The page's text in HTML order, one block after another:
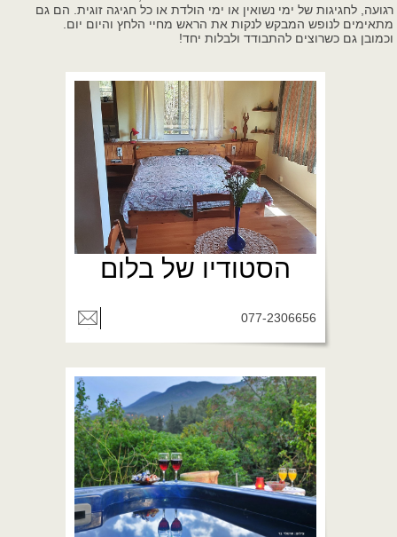
רגועה, לחגיגות של ימי נשואין או ימי הולדת או כל חגיגה זוגית. הם גם
מתאימים לנופש המבקש לנקות את הראש מחיי הלחץ והיום יום.
וכמובן גם כשרוצים להתבודד ולבלות יחד!
הסטודיו של בלום
077-2306656